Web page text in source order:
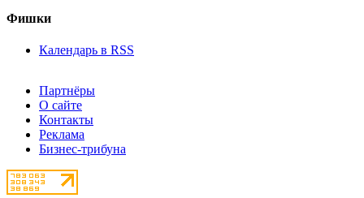
Фишки
Календарь в RSS
Партнёры
О сайте
Контакты
Реклама
Бизнес-трибуна